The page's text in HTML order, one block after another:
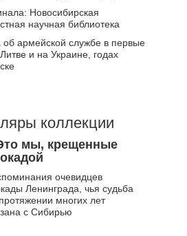
Новосибирская
научная библиотека
армейской службе в первые
и на Украине, годах
коллекции
мы, крещенные
очевидцев
Ленинграда, чья судьба
многих лет
с Сибирью